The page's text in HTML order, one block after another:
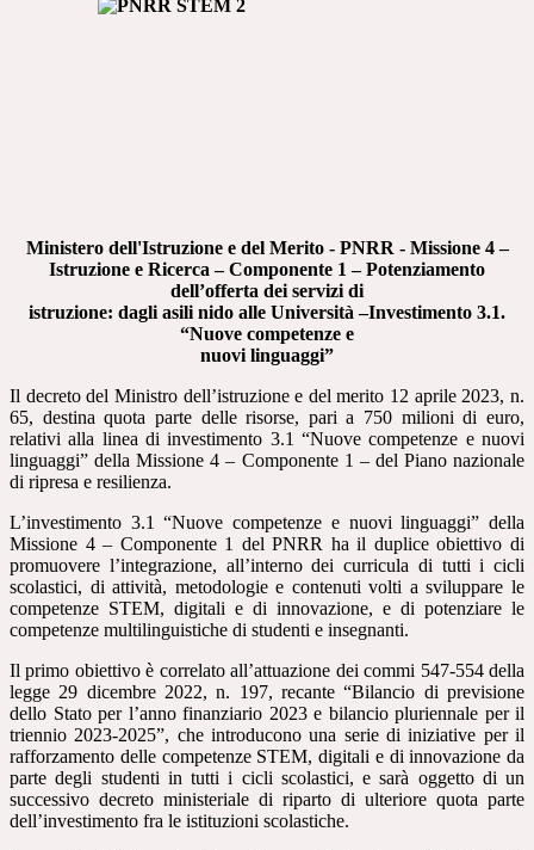
Ministero dell'Istruzione e del Merito - PNRR - Missione 4 –
Istruzione e Ricerca – Componente 1 – Potenziamento
dell’offerta dei servizi di
istruzione: dagli asili nido alle Università –Investimento 3.1.
“Nuove competenze e
nuovi linguaggi”
Il decreto del Ministro dell’istruzione e del merito 12 aprile 2023, n.
65, destina quota parte delle risorse, pari a 750 milioni di euro,
relativi alla linea di investimento 3.1 “Nuove competenze e nuovi
linguaggi” della Missione 4 – Componente 1 – del Piano nazionale
di ripresa e resilienza.
L’investimento 3.1 “Nuove competenze e nuovi linguaggi” della
Missione 4 – Componente 1 del PNRR ha il duplice obiettivo di
promuovere l’integrazione, all’interno dei curricula di tutti i cicli
scolastici, di attività, metodologie e contenuti volti a sviluppare le
competenze STEM, digitali e di innovazione, e di potenziare le
competenze multilinguistiche di studenti e insegnanti.
Il primo obiettivo è correlato all’attuazione dei commi 547-554 della
legge 29 dicembre 2022, n. 197, recante “Bilancio di previsione
dello Stato per l’anno finanziario 2023 e bilancio pluriennale per il
triennio 2023-2025”, che introducono una serie di iniziative per il
rafforzamento delle competenze STEM, digitali e di innovazione da
parte degli studenti in tutti i cicli scolastici, e sarà oggetto di un
successivo decreto ministeriale di riparto di ulteriore quota parte
dell’investimento fra le istituzioni scolastiche.